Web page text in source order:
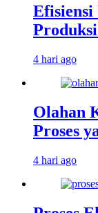
Efisiensi
4 hari ago
Olahan
Proses
4 hari ago